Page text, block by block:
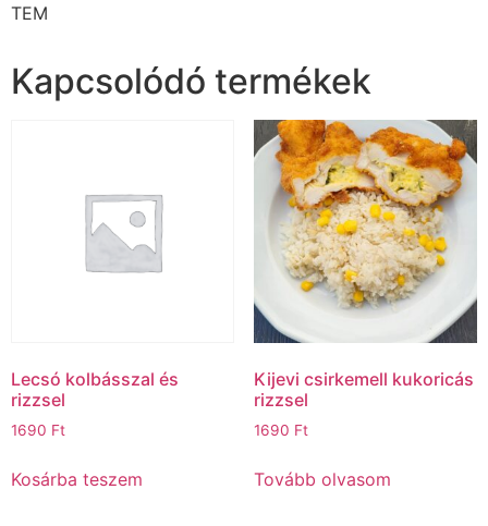
TEM
Kapcsolódó termékek
Lecsó kolbásszal és
rizzsel
1690 Ft
Kosárba teszem
Kijevi csirkemell kukoricás
rizzsel
1690 Ft
Tovább olvasom